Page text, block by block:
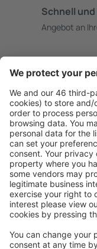
Schnell
Angebot an
Buchen ohne
Mehr sparen
Attraktive
Benutzer.
Unterkünfte,
Wählen Sie aus
Hütten,